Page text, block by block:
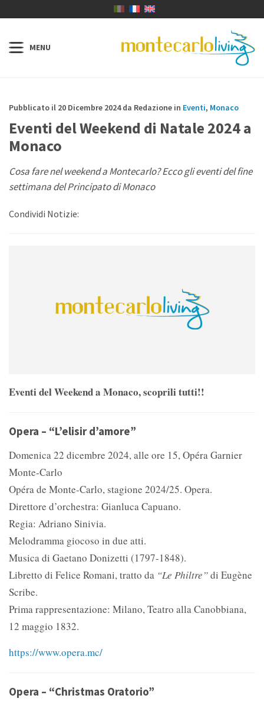
Pubblicato il 20 Dicembre 2024 da Redazione in Eventi, Monaco
Eventi del Weekend di Natale 2024 a
Monaco
Cosa fare nel weekend a Montecarlo? Ecco gli eventi del fine
settimana del Principato di Monaco
Condividi Notizie:
Eventi del Weekend a Monaco, scoprili tutti!!
Opera – “L’elisir d’amore”
Domenica 22 dicembre 2024, alle ore 15, Opéra Garnier
Monte-Carlo
Opéra de Monte-Carlo, stagione 2024/25. Opera.
Direttore d’orchestra: Gianluca Capuano.
Regia: Adriano Sinivia.
Melodramma giocoso in due atti.
Musica di Gaetano Donizetti (1797-1848).
Libretto di Felice Romani, tratto da “Le Philtre”di Eugène
Scribe.
Prima rappresentazione: Milano, Teatro alla Canobbiana,
12 maggio 1832.
https://www.opera.mc/
Opera – “Christmas Oratorio”